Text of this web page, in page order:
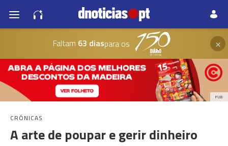
Faltam 63 diaspara os ×
PUB
CRÓNICAS
A arte de poupar e gerir dinheiro